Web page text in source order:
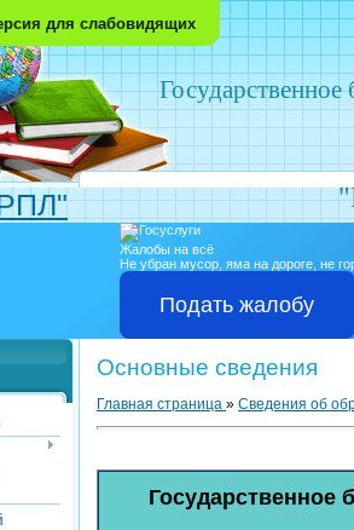
для слабовидящих
Жалобы на всё
Не убран мусор, яма на дороге, не
Подать жалобу
Основные сведения
Главная страница » Сведения об
Государственное